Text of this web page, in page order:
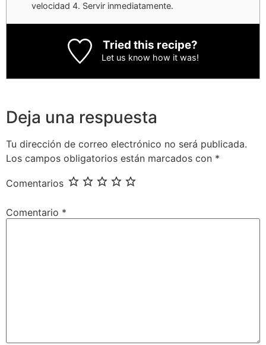
velocidad 4. Servir inmediatamente.
Tried this recipe?
Let us know how it was!
Deja una respuesta
Tu dirección de correo electrónico no será publicada.
Los campos obligatorios están marcados con *
Comentarios
Comentario *